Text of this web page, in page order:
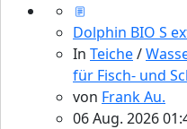
Dolphin BIO S
In Teiche/
für Fisch- und
von Frank Au.
06 Aug. 2026